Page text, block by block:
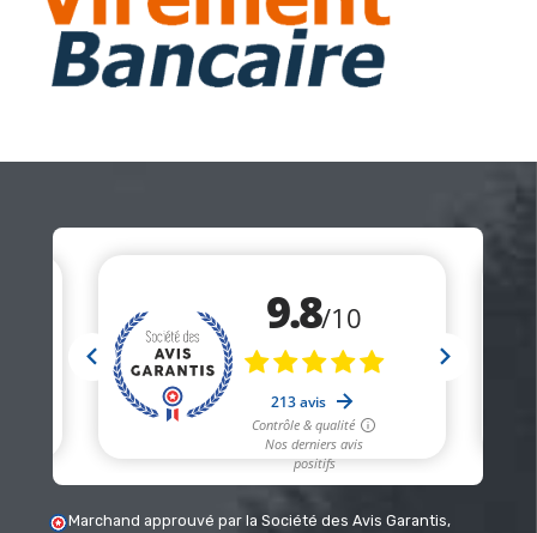
Marchand approuvé par la Société des Avis Garantis,